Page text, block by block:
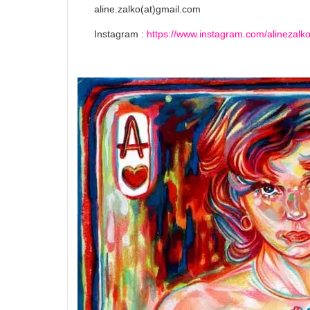
aline.zalko(at)gmail.com
Instagram : https://www.instagram.com/